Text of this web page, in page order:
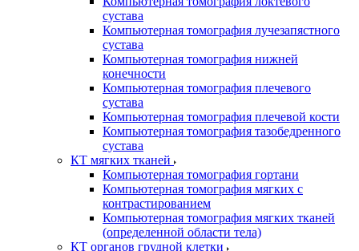
сустава
Компьютерная томография лучезапястного
сустава
Компьютерная томография нижней
конечности
Компьютерная томография плечевого
сустава
Компьютерная томография плечевой кости
Компьютерная томография тазобедренного
сустава
КТ мягких тканей
Компьютерная томография гортани
Компьютерная томография мягких с
контрастированием
Компьютерная томография мягких тканей
(определенной области тела)
КТ органов грудной клетки